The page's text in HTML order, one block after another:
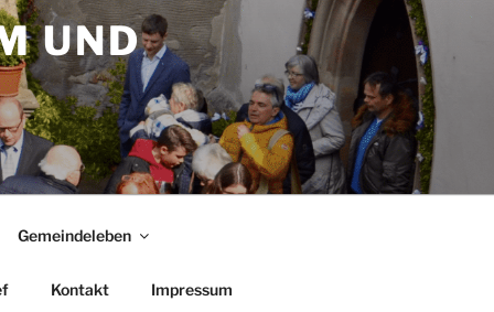
UND
Gemeindeleben
Kontakt Impressum